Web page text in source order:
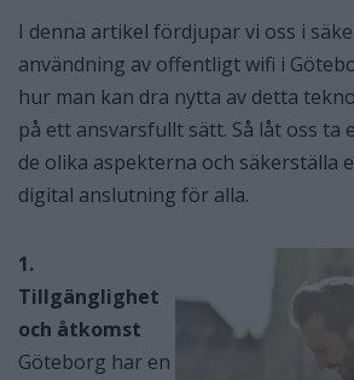
I denna artikel fördjupar vi oss i
användning av offentligt wifi i
hur man kan dra nytta av detta
på ett ansvarsfullt sätt. Så låt oss ta
de olika aspekterna och säkerställa
digital anslutning för alla.
1.
Tillgänglighet
och åtkomst
Göteborg har en